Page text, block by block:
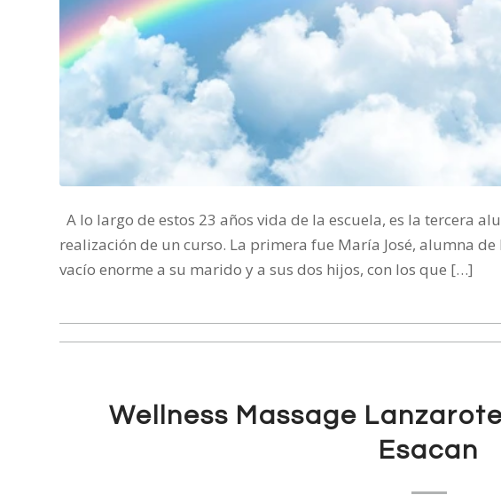
A lo largo de estos 23 años vida de la escuela, es la tercera
realización de un curso. La primera fue María José, alumna
vacío enorme a su marido y a sus dos hijos, con los que […]
Wellness Massage
Esacan